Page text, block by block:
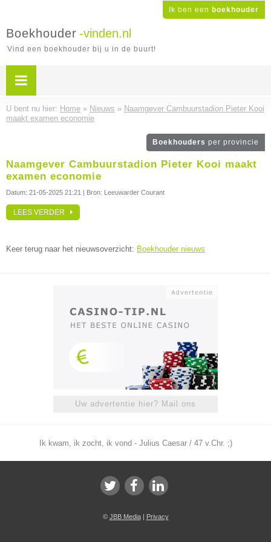
Ik ben een boekhouder
Boekhouder -vinden.nl
Vind een boekhouder bij u in de buurt!
U bent nu hier: Home » Nieuws » Naamgever Cambuurstadion Pieter Kooi
maakt examen economie
Boekhouders per provincie
Naamgever Cambuurstadion Pieter Kooi maakt
examen economie
Datum: 21-05-2025 21:21 | Bron: Leeuwarder Courant
LEES VERDER
Keer terug naar het nieuwsoverzicht: Boekhouder nieuws
Uw advertentie hier? Mail ons
Ik kwam, ik zocht, ik vond - Julius Caesar / 47 v.Chr. ;)
© JBB Media| Privacy